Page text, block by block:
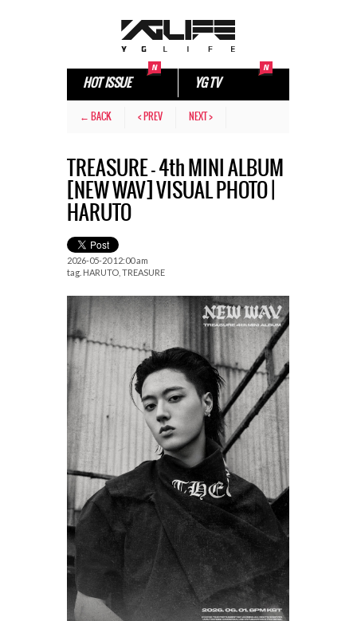
HOT ISSUE YG TV
← BACK < PREV NEXT >
TREASURE – 4th MINI ALBUM
[NEW WAV] VISUAL PHOTO |
HARUTO
2026-05-20 12:00 am
tag. HARUTO TREASURE